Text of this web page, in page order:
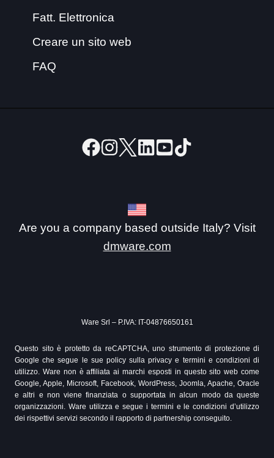
Fatt. Elettronica
Creare un sito web
FAQ
Are you a company based outside Italy? Visit
dmware.com
Ware Srl – P.IVA: IT-04876650161
Questo sito è protetto da reCAPTCHA, uno strumento di protezione di
Google che segue le sue policy sulla privacy e termini e condizioni di
utilizzo. Ware non è affiliata ai marchi esposti in questo sito web come
Google, Apple, Microsoft, Facebook, WordPress, Joomla, Apache, Oracle
e altri e non viene finanziata o supportata in alcun modo da queste
organizzazioni. Ware utilizza e segue i termini e le condizioni d’utilizzo
dei rispettivi servizi secondo il rapporto di partnership conseguito.